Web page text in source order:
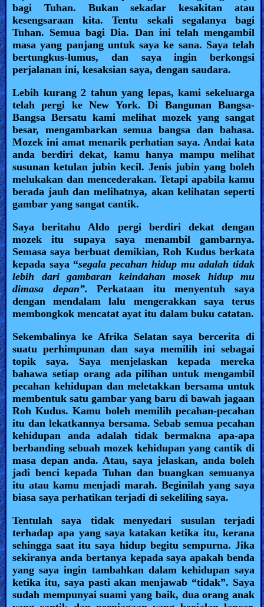
Islam
Other
Other
Languages
Contact/Feedback/Donate
Follow
us
Social
Media
PDF
Books
Video
Ask
AI
Bible
Questions
Something
Funny...
2nd
Older
Material
bagi Tuhan. Bukan sekadar kesakitan atau
kesengsaraan kita. Tentu sekali segalanya bagi
Tuhan. Semua bagi Dia. Dan ini telah mengambil
masa yang panjang untuk saya ke sana. Saya telah
bertungkus-lumus, dan saya ingin berkongsi
perjalanan ini, kesaksian saya, dengan saudara.
Lebih kurang 2 tahun yang lepas, kami sekeluarga
telah pergi ke New York. Di Bangunan Bangsa-
Bangsa Bersatu kami melihat mozek yang sangat
besar, mengambarkan semua bangsa dan bahasa.
Mozek ini amat menarik perhatian saya. Andai kata
anda berdiri dekat, kamu hanya mampu melihat
susunan ketulan jubin kecil. Jenis jubin yang boleh
melukakan dan mencederakan. Tetapi apabila kamu
berada jauh dan melihatnya, akan kelihatan seperti
gambar yang sangat cantik.
Saya beritahu Aldo pergi berdiri dekat dengan
mozek itu supaya saya menambil gambarnya.
Semasa saya berbuat demikian, Roh Kudus berkata
kepada saya “segala pecahan hidup mu adalah tidak
lebih dari gambaran keindahan mosek hidup mu
dimasa depan”. Perkataan itu menyentuh saya
dengan mendalam lalu mengerakkan saya terus
membongkok mencatat ayat itu dalam buku catatan.
Sekembalinya ke Afrika Selatan saya bercerita di
suatu perhimpunan dan saya memilih ini sebagai
topik saya. Saya menjelaskan kepada mereka
bahawa setiap orang ada pilihan untuk mengambil
pecahan kehidupan dan meletakkan bersama untuk
membentuk satu gambar yang baru di bawah jagaan
Roh Kudus. Kamu boleh memilih pecahan-pecahan
itu dan lekatkannya bersama. Sebab semua pecahan
kehidupan anda adalah tidak bermakna apa-apa
berbanding sebuah mozek kehidupan yang cantik di
masa depan anda. Atau, saya jelaskan, anda boleh
jadi benci kepada Tuhan dan buangkan semuanya
itu atau kamu menjadi marah. Beginilah yang saya
biasa saya perhatikan terjadi di sekeliling saya.
Tentulah saya tidak menyedari susulan terjadi
terhadap apa yang saya katakan ketika itu, kerana
sehingga saat itu saya hidup begitu sempurna. Jika
sekiranya anda bertanya kepada saya apakah benda
yang saya ingin tambahkan dalam kehidupan saya
ketika itu, saya pasti akan menjawab “tidak”. Saya
sudah mempunyai suami yang baik, dua orang anak